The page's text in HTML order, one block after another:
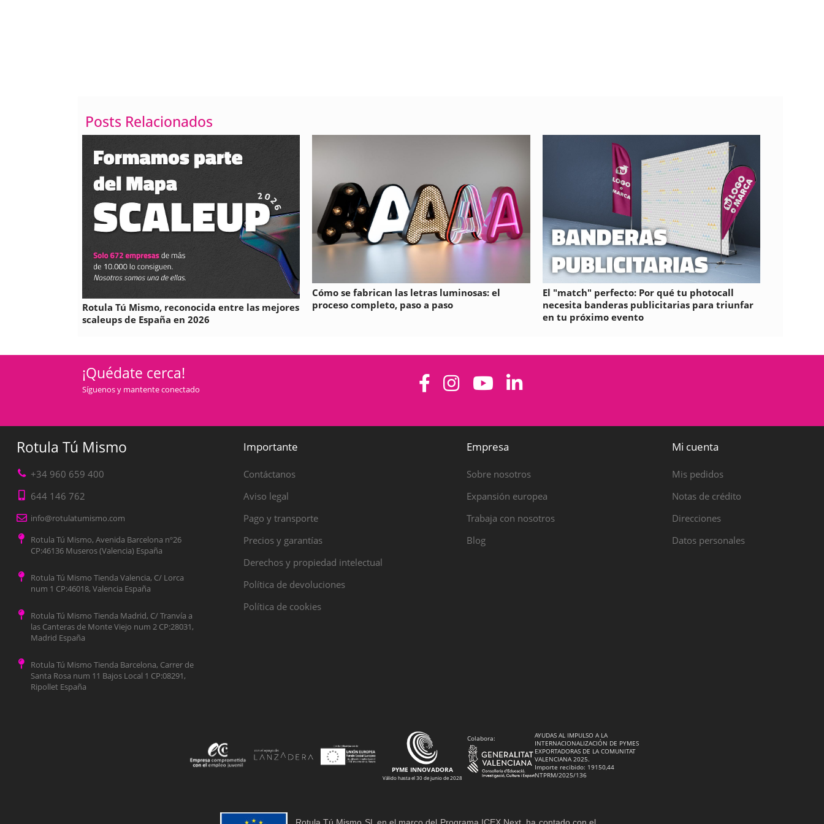
Posts Relacionados
Rotula Tú Mismo, reconocida entre las mejores
scaleups de España en 2026
Cómo se fabrican las letras luminosas: el
proceso completo, paso a paso
El "match" perfecto: Por qué tu photocall
necesita banderas publicitarias para triunfar
en tu próximo evento
¡Quédate cerca!
Síguenos y mantente conectado
Rotula Tú Mismo
+34 960 659 400
644 146 762
info@rotulatumismo.com
Rotula Tú Mismo, Avenida Barcelona nº26
CP:46136 Museros (Valencia) España
Rotula Tú Mismo Tienda Valencia, C/ Lorca
num 1 CP:46018, Valencia España
Rotula Tú Mismo Tienda Madrid, C/ Tranvía a
las Canteras de Monte Viejo num 2 CP:28031,
Madrid España
Rotula Tú Mismo Tienda Barcelona, Carrer de
Santa Rosa num 11 Bajos Local 1 CP:08291,
Ripollet España
Importante
Contáctanos
Aviso legal
Pago y transporte
Precios y garantías
Derechos y propiedad intelectual
Política de devoluciones
Política de cookies
Empresa
Sobre nosotros
Expansión europea
Trabaja con nosotros
Blog
Mi cuenta
Mis pedidos
Notas de crédito
Direcciones
Datos personales
PYME INNOVADORA
Válido hasta el 30 de junio de 2028
Colabora:
AYUDAS AL IMPULSO A LA
INTERNACIONALIZACIÓN DE PYMES
EXPORTADORAS DE LA COMUNITAT
VALENCIANA 2025.
Importe recibido: 19150,44
NTPRM/2025/136